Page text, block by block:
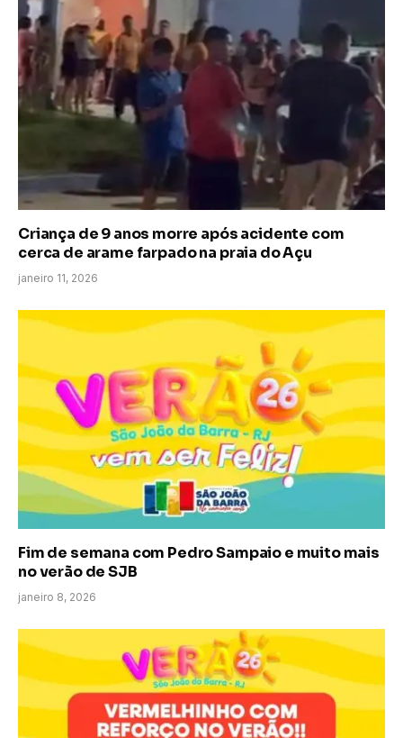
Criança de 9 anos morre após acidente com
cerca de arame farpado na praia do Açu
janeiro 11, 2026
Fim de semana com Pedro Sampaio e muito mais
no verão de SJB
janeiro 8, 2026